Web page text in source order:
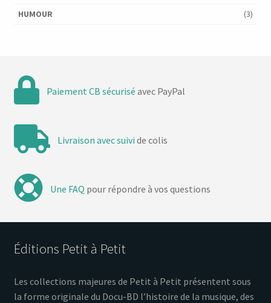
HUMOUR
(3)
Paiement CB sécurisé avec PayPal
Livraison avec suivi de colis
Une FAQ pour répondre à vos questions
Éditions Petit à Petit
Les collections majeures de Petit à Petit présentent sous
la forme originale du Docu-BD l’histoire de la musique, des